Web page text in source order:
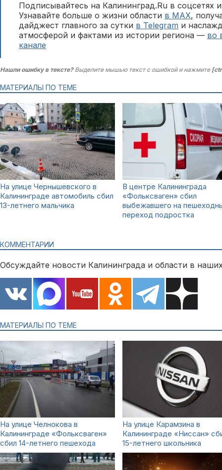
Подписывайтесь на Калининград.Ru в соцсетях
Узнавайте больше о жизни области в MAX,
дайджест главного за сутки в Telegram и
атмосферой и фактами из истории региона — во
канале
Нашли ошибку в тексте?Выделите мышью текст с ошибкой и нажмите
МАТЕРИАЛЫ ПО ТЕМЕ
На улице Чернышевского в
Калининграде автомобиль сбил
13-летнего мальчика
В центре Калининграда
«Фольксваген» сбил
выбежавшего на
переход подростка
КОММЕНТАРИИ
Обсуждайте новости Калининграда и области в
МАТЕРИАЛЫ ПО ТЕМЕ
На улице Челнокова в
Калининграде «Фольксваген»
сбил 14-летнего пешехода
На улице Карамзина в
Калининграде «Ниссан»
15-летнего школьника